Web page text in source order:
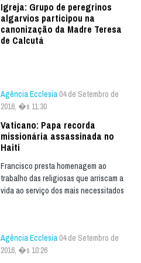
Igreja: Grupo de peregrinos
algarvios participou na
canonização da Madre Teresa
de Calcutá
Agência Ecclesia 04 de Setembro de
2016, �s 11:30
Vaticano: Papa recorda
missionária assassinada no
Haiti
Francisco presta homenagem ao
trabalho das religiosas que arriscam a
vida ao serviço dos mais necessitados
Agência Ecclesia 04 de Setembro de
2016, �s 10:26